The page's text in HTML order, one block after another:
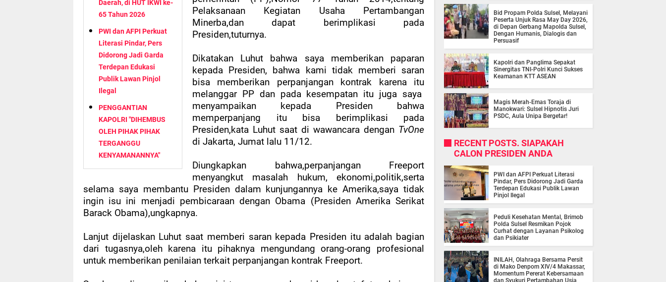
Daerah, di HUT IKWI ke-
65 Tahun 2026
PWI dan AFPI Perkuat
Literasi Pindar, Pers
Didorong Jadi Garda
Terdepan Edukasi
Publik Lawan Pinjol
Ilegal
PENGGANTIAN
KAPOLRI "DIHEMBUS
OLEH PIHAK PIHAK
TERGANGGU
KENYAMANANNYA"
Pelaksanaan Kegiatan Usaha Pertambangan
Minerba,dan dapat berimplikasi pada
Presiden,tuturnya.
Dikatakan Luhut bahwa saya memberikan paparan
kepada Presiden, bahwa kami tidak memberi saran
bisa memberikan perpanjangan kontrak karena itu
melanggar PP dan pada kesempatan itu juga saya
menyampaikan kepada Presiden bahwa
memperpanjang itu bisa berimplikasi pada
Presiden,kata Luhut saat di wawancara dengan TvOne
di Jakarta, Jumat lalu 11/12.
Diungkapkan bahwa,perpanjangan Freeport
menyangkut masalah hukum, ekonomi,politik,serta
selama saya membantu Presiden dalam kunjungannya ke Amerika,saya tidak
ingin isu ini menjadi pembicaraan dengan Obama (Presiden Amerika Serikat
Barack Obama),ungkapnya.
Lanjut dijelaskan Luhut saat memberi saran kepada Presiden itu adalah bagian
dari tugasnya,oleh karena itu pihaknya mengundang orang-orang profesional
untuk memberikan penilaian terkait perpanjangan kontrak Freeport.
Bid Propam Polda Sulsel, Melayani
Peserta Unjuk Rasa May Day 2026,
di Depan Gerbang Mapolda Sulsel,
Dengan Humanis, Dialogis dan
Persuasif
Kapolri dan Panglima Sepakat
Sinergitas TNI-Polri Kunci Sukses
Keamanan KTT ASEAN
Magis Merah-Emas Toraja di
Manokwari: Sulsel Hipnotis Juri
PSDC, Aula Unipa Bergetar!
RECENT POSTS. SIAPAKAH
CALON PRESIDEN ANDA
PWI dan AFPI Perkuat Literasi
Pindar, Pers Didorong Jadi Garda
Terdepan Edukasi Publik Lawan
Pinjol Ilegal
Peduli Kesehatan Mental, Brimob
Polda Sulsel Resmikan Pojok
Curhat dengan Layanan Psikolog
dan Psikiater
INILAH, Olahraga Bersama Persit
di Mako Denpom XIV/4 Makassar,
Momentum Pererat Kebersamaan